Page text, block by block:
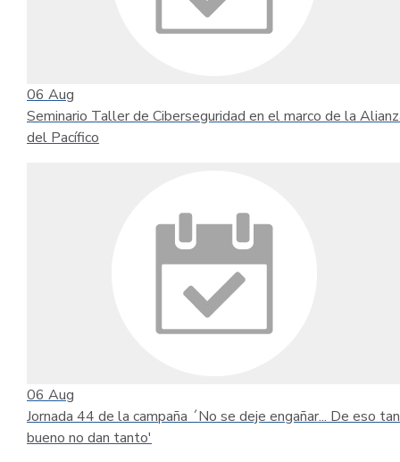
06 Aug
Seminario Taller de Ciberseguridad en el marco de la
del Pacífico
06 Aug
Jornada 44 de la campaña ´No se deje engañar... De eso tan
bueno no dan tanto'